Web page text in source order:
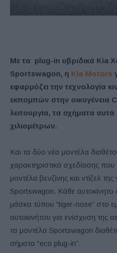
Με τα plug-in υβριδικά Kia
Sportswagon, η Kia Motors
εφαρμόζει την τεχνολογία
εκπομπών στην οικογένεια
λειτουργία, τα οχήματα
χιλιομέτρων.
Και τα δύο νέα μοντέλα
χαρακτηριστικά σχεδίασης
μοντέλα βενζίνης και ντίζελ
Sportswagon. Κάθε αυτοκίνητο
μάσκα τύπου “tiger-nose” στο
αυτοκινήτου για ενίσχυση της
τα μοντέλα Sportswagon
σήματα “eco plug-in”.